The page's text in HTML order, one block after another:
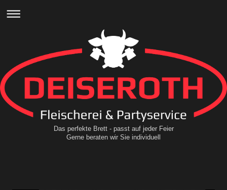
Das perfekte Brett - passt auf jeder Feier
Gerne beraten wir Sie individuell